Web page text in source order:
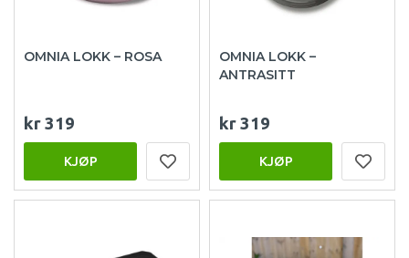
OMNIA LOKK – ROSA
kr 319
KJØP
OMNIA LOKK –
ANTRASITT
kr 319
KJØP